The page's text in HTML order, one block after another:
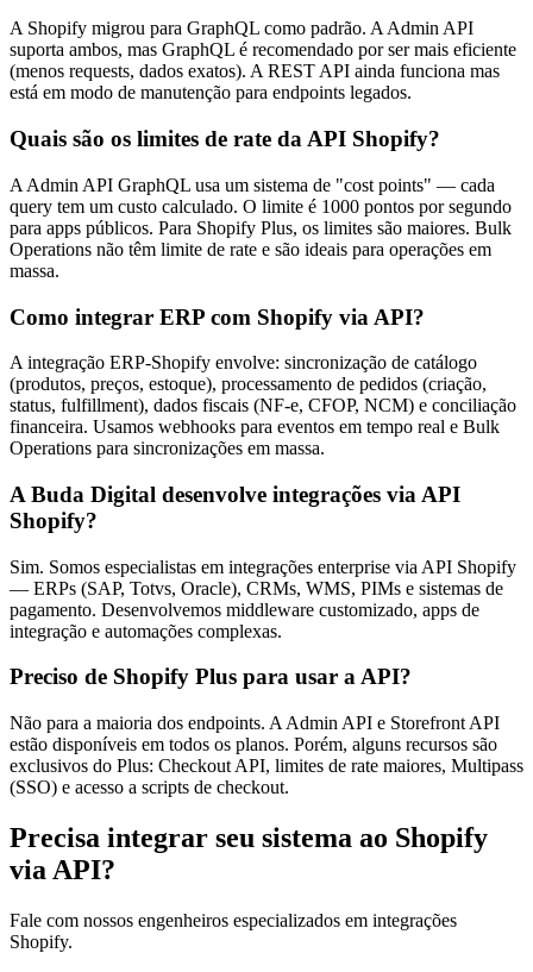
A Shopify migrou para GraphQL como padrão. A Admin API
suporta ambos, mas GraphQL é recomendado por ser mais eficiente
(menos requests, dados exatos). A REST API ainda funciona mas
está em modo de manutenção para endpoints legados.
Quais são os limites de rate da API Shopify?
A Admin API GraphQL usa um sistema de "cost points" — cada
query tem um custo calculado. O limite é 1000 pontos por segundo
para apps públicos. Para Shopify Plus, os limites são maiores. Bulk
Operations não têm limite de rate e são ideais para operações em
massa.
Como integrar ERP com Shopify via API?
A integração ERP-Shopify envolve: sincronização de catálogo
(produtos, preços, estoque), processamento de pedidos (criação,
status, fulfillment), dados fiscais (NF-e, CFOP, NCM) e conciliação
financeira. Usamos webhooks para eventos em tempo real e Bulk
Operations para sincronizações em massa.
A Buda Digital desenvolve integrações via API
Shopify?
Sim. Somos especialistas em integrações enterprise via API Shopify
— ERPs (SAP, Totvs, Oracle), CRMs, WMS, PIMs e sistemas de
pagamento. Desenvolvemos middleware customizado, apps de
integração e automações complexas.
Preciso de Shopify Plus para usar a API?
Não para a maioria dos endpoints. A Admin API e Storefront API
estão disponíveis em todos os planos. Porém, alguns recursos são
exclusivos do Plus: Checkout API, limites de rate maiores, Multipass
(SSO) e acesso a scripts de checkout.
Precisa integrar seu sistema ao Shopify
via API?
Fale com nossos engenheiros especializados em integrações
Shopify.